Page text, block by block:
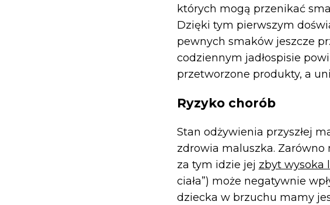
których mogą przenikać
Dzięki tym pierwszym
pewnych smaków jeszcze
codziennym jadłospisie
przetworzone produkty, a
Ryzyko chorób
Stan odżywienia przyszłej
zdrowia maluszka. Zarówno
za tym idzie jej zbyt wysoka
ciała”) może negatywnie
dziecka w brzuchu mamy